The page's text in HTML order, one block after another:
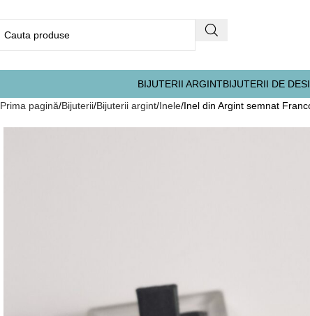
BIJUTERII ARGINTBIJUTERII DE
Prima pagină Bijuterii Bijuterii argint Inele Inel din Argint semnat